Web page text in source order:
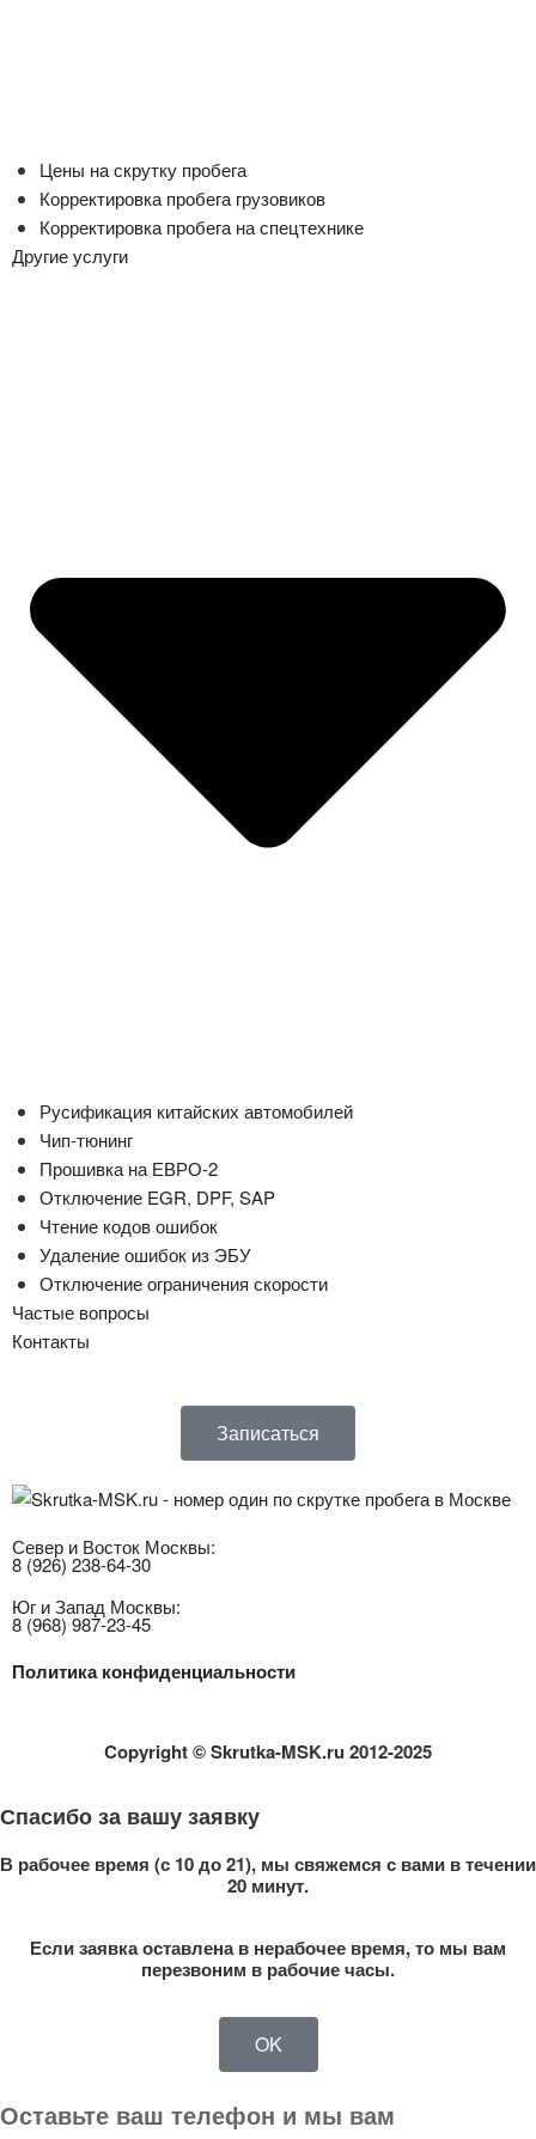
Цены на скрутку пробега
Корректировка пробега грузовиков
Корректировка пробега на спецтехнике
Другие услуги
Русификация китайских автомобилей
Чип-тюнинг
Прошивка на ЕВРО-2
Отключение EGR, DPF, SAP
Чтение кодов ошибок
Удаление ошибок из ЭБУ
Отключение ограничения скорости
Частые вопросы
Контакты
Записаться
Север и Восток Москвы:
8 (926) 238-64-30
Юг и Запад Москвы:
8 (968) 987-23-45
Политика конфиденциальности
Copyright© Skrutka-MSK.ru 2012-2025
Спасибо за вашу заявку
В рабочее время (с 10 до 21), мы свяжемся с вами в течении
20 минут.
Если заявка оставлена в нерабочее время, то мы вам
перезвоним в рабочие часы.
OK
Оставьте ваш телефон и мы вам